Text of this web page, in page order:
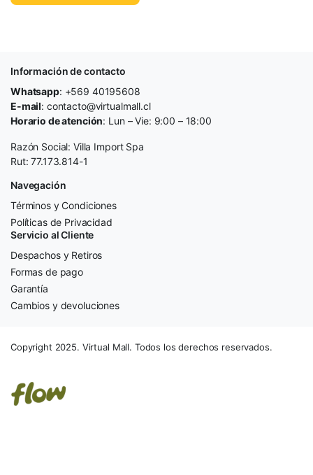
Información de contacto
Whatsapp: +569 40195608
E-mail: contacto@virtualmall.cl
Horario de atención: Lun – Vie: 9:00 – 18:00
Razón Social: Villa Import Spa
Rut: 77.173.814-1
Navegación
Términos y Condiciones
Políticas de Privacidad
Servicio al Cliente
Despachos y Retiros
Formas de pago
Garantía
Cambios y devoluciones
Copyright 2025. Virtual Mall. Todos los derechos reservados.